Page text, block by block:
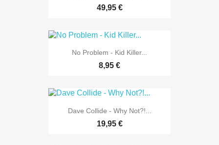
49,95 €
No Problem - Kid Killer...
8,95 €
Dave Collide - Why Not?!...
19,95 €